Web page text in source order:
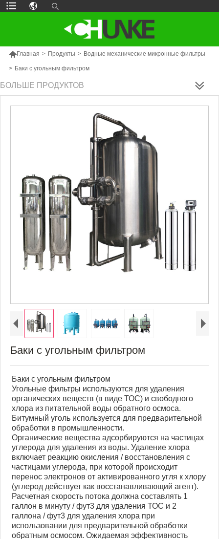
Главная > Продукты > Водные механические микронные фильтры
> Баки с угольным фильтром
БОЛЬШЕ ПРОДУКТОВ
Баки с угольным фильтром
Баки с угольным фильтром
Угольные фильтры используются для удаления
органических веществ (в виде ТОС) и свободного
хлора из питательной воды обратного осмоса.
Битумный уголь используется для предварительной
обработки в промышленности.
Органические вещества адсорбируются на частицах
углерода для удаления из воды. Удаление хлора
включает реакцию окисления / восстановления с
частицами углерода, при которой происходит
перенос электронов от активированного угля к хлору
(углерод действует как восстанавливающий агент).
Расчетная скорость потока должна составлять 1
галлон в минуту / фут3 для удаления ТОС и 2
галлона / фут3 для удаления хлора при
использовании для предварительной обработки
обратным осмосом. Ожидаемая эффективность